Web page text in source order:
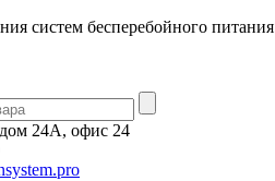
систем бесперебойного питания
24А, офис 24